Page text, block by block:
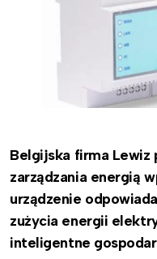
Belgijska firma Lewiz
zarządzania energią
urządzenie
zużycia energii
inteligentne